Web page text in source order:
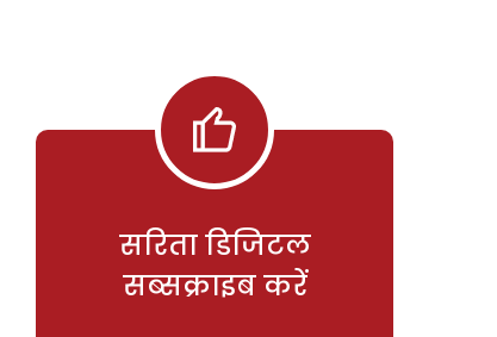
सरिता डिजिटल
सब्सक्राइब करें